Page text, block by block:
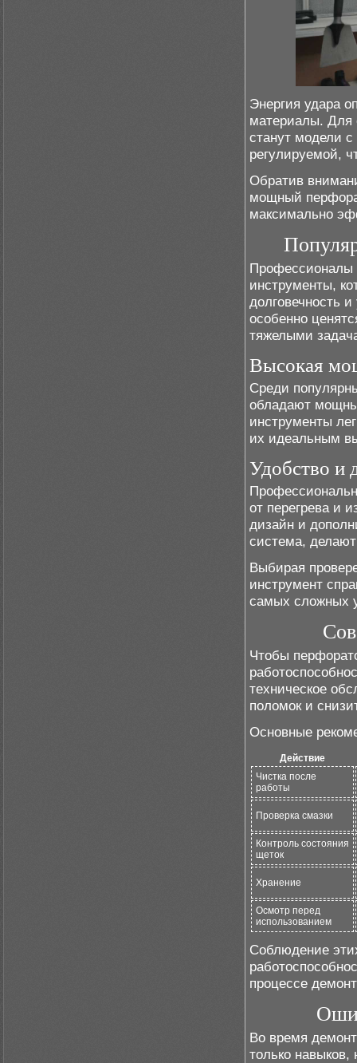
Энергия удара
материалы. Для
станут модели
регулируемой,
Обратив
мощный
максимально
Профессионалы
инструменты,
долговечность
особенно
тяжелыми
Высокая
Среди
обладают
инструменты
их идеальным
Удобство и
от перегрева и
дизайн и
система,
Выбирая
инструмент
самых сложных
Чтобы
техническое
поломок и
Основные
Действие
Чистка после
работы
Проверка смазки
Контроль состояния
щеток
Хранение
Осмотр перед
использованием
Соблюдение
процессе
Во время
только